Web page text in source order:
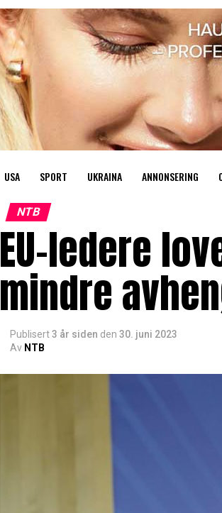
USA SPORT UKRAINA ANNONSERING
NTB
EU-ledere
mindre
Publisert3 år siden den 30. juni 2023
Av NTB